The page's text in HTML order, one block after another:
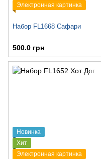
Электронная картинка
Набор FL1668 Сафари
500.0 грн
Новинка
Хит
Электронная картинка